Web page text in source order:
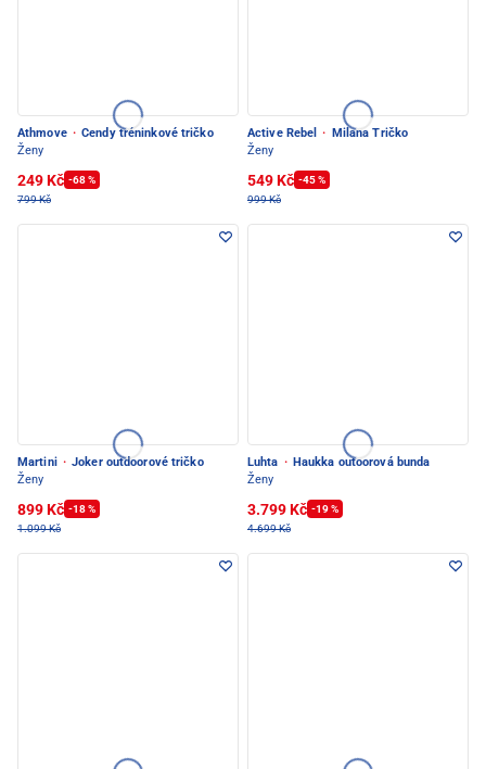
Athmove · Cendy tréninkové tričko
Ženy
249 Kč -68 %
799 Kč
Active Rebel ·
Milana Tričko
Ženy
549 Kč -45 %
999 Kč
Martini · Joker outdoorové tričko
Ženy
899 Kč -18 %
1.099 Kč
Luhta · Haukka outoorová bunda
Ženy
3.799 Kč -19 %
4.699 Kč